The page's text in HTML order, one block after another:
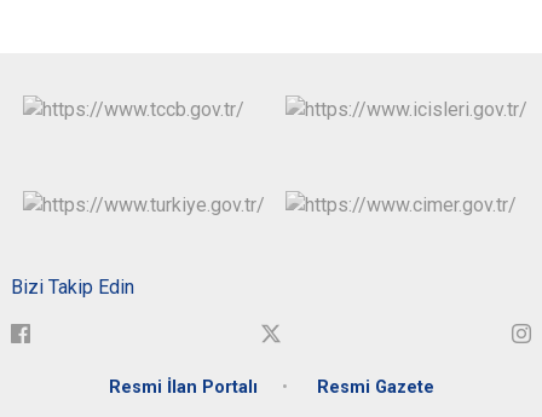
Bizi Takip Edin
Resmi İlan Portalı Resmi Gazete